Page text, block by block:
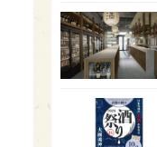
全蔵めぐり 1
群馬県 1 熊本
イギリス 1 ノ
歌舞伎町 1